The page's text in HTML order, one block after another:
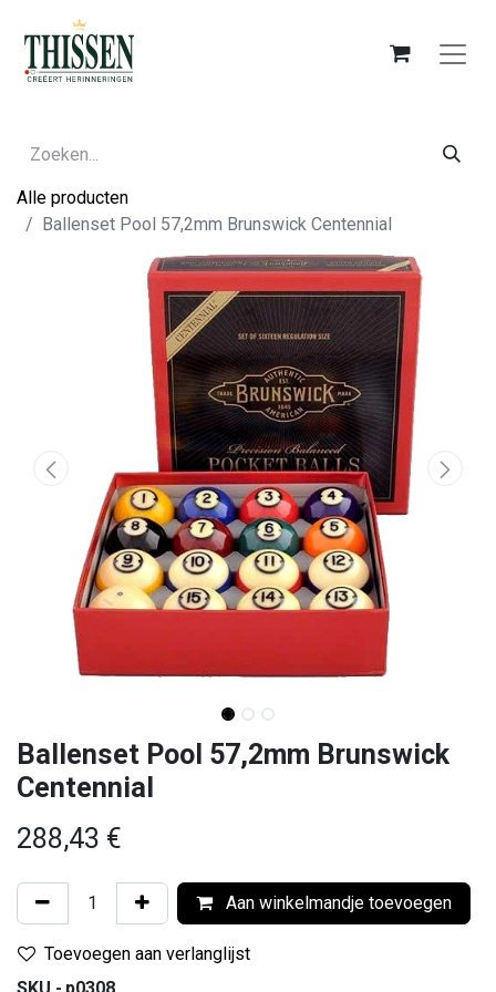
Alle producten
Ballenset Pool 57,2mm Brunswick Centennial
Ballenset Pool 57,2mm Brunswick
Centennial
288,43 €
Aan winkelmandje toevoegen
Toevoegen aan verlanglijst